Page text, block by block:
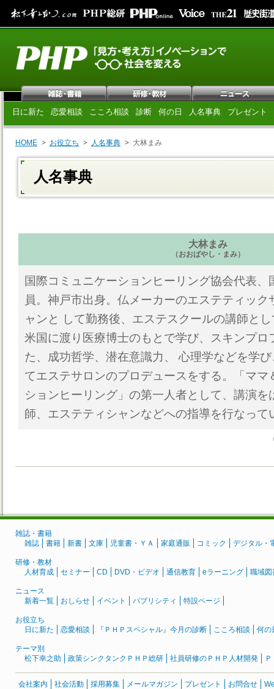
日に新た 恋愛相談 こころ相談 診断 何の日 人名事典 プレゼント
HOME お役立ち 人名事典 大林まみ
人名事典
大林まみ
（おおばやし・まみ）
国際コミュニケーションヒーリング協会代表、
員。神戸市出身。仏メーカーのエステティック
ャンと して勤務後、エステスクールの講師と
米国に渡り医療博士のもとで学び、スキンプロ
た、成功哲学、潜在意識力、 心理学などを学
てエステサロンのプロデュースをする。「ママ
ションヒーリング」の第一人者として、講演を
師、エステティシャンなどへの指導を行なって
雑誌・書籍
雑誌
書籍 新書 文庫 児童書・ＹＡ 家庭通販 コミック デジタル・
研修・教材
人材育成
セミナー CD DVD・ビデオ 通信教育 eラーニング 職域図
ニュース
新着一覧
おしらせ イベント パブリシティ 特設ページ
お役立ち
日に新た
恋愛相談 『ＰＨＰスペシャル』今月の診断 こころ相談 何の
テーマ別
松下幸之助
政策シンクタンクＰＨＰ総研 社員研修のＰＨＰ人材開発
会社案内 社会活動 採用募集 メールマガジン プレゼント お問合せ